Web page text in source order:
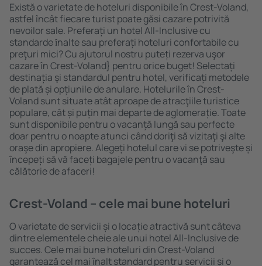
Există o varietate de hoteluri disponibile în Crest-Voland,
astfel încât fiecare turist poate găsi cazare potrivită
nevoilor sale. Preferați un hotel All-Inclusive cu
standarde ȋnalte sau preferați hoteluri confortabile cu
preţuri mici? Cu ajutorul nostru puteți rezerva uşor
cazare în Crest-Voland} pentru orice buget! Selectați
destinația şi standardul pentru hotel, verificați metodele
de plată și opțiunile de anulare. Hotelurile în Crest-
Voland sunt situate atât aproape de atracţiile turistice
populare, cât și puțin mai departe de aglomerație. Toate
sunt disponibile pentru o vacanță lungă sau perfecte
doar pentru o noapte atunci când doriţi să vizitaţi şi alte
oraşe din apropiere. Alegeți hotelul care vi se potriveşte și
începeți să vă faceți bagajele pentru o vacanţă sau
călătorie de afaceri!
Crest-Voland – cele mai bune hoteluri
O varietate de servicii și o locație atractivă sunt câteva
dintre elementele cheie ale unui hotel All-Inclusive de
succes. Cele mai bune hoteluri din Crest-Voland
garantează cel mai înalt standard pentru servicii și o